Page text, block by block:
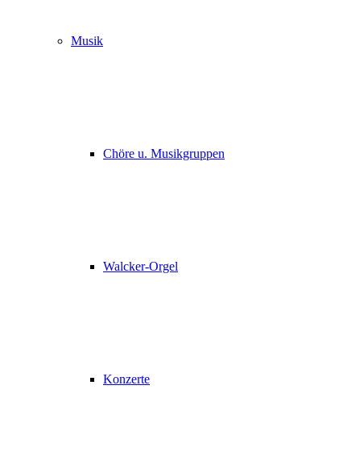
Musik
Chöre u. Musikgruppen
Walcker-Orgel
Konzerte